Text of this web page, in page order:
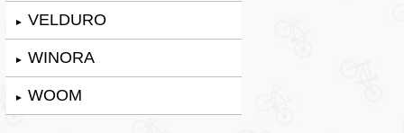
► VELDURO
► WINORA
► WOOM